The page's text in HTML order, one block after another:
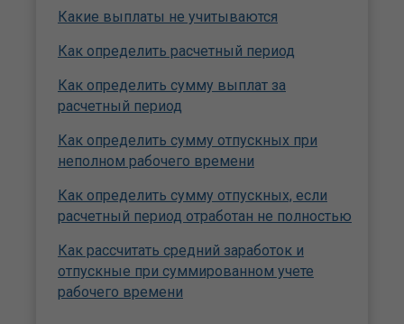
Какие выплаты не учитываются
Как определить расчетный период
Как определить сумму выплат за
расчетный период
Как определить сумму отпускных при
неполном рабочего времени
Как определить сумму отпускных, если
расчетный период отработан не полностью
Как рассчитать средний заработок и
отпускные при суммированном учете
рабочего времени